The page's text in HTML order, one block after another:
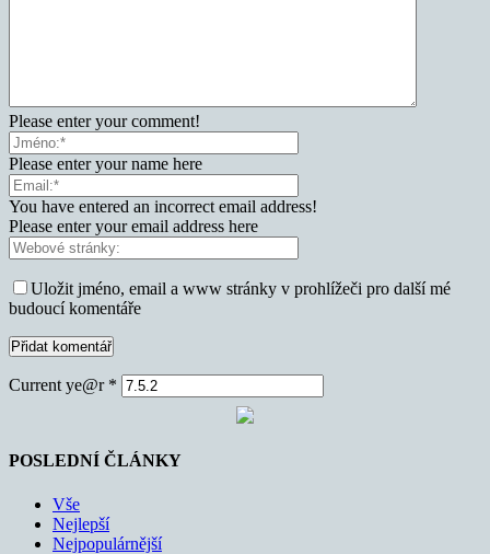
Please enter your comment!
Please enter your name here
You have entered an incorrect email address!
Please enter your email address here
Uložit jméno, email a www stránky v prohlížeči pro další mé
budoucí komentáře
Current ye@r *
POSLEDNÍ ČLÁNKY
Vše
Nejlepší
Nejpopulárnější